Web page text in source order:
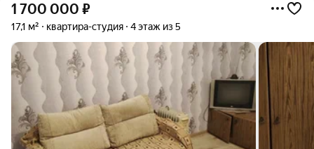
1 700 000 ₽
17,1 м² квартира-студия 4 этаж из 5